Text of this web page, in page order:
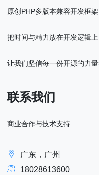
原创PHP多版本兼容开发框架
把时间与精力放在开发逻辑
让我们坚信每一份开源的力
联系我们
商业合作与技术支持
广东，广州
18028613600